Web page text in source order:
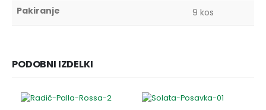
Pakiranje
9 kos
PODOBNI IZDELKI